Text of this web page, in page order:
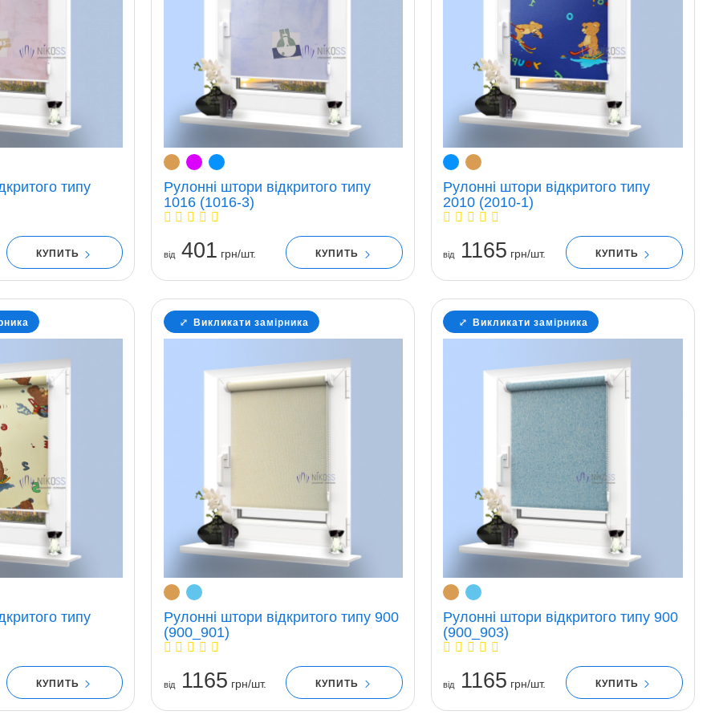
типу
КУПИТЬ
Рулонні штори відкритого типу
1016 (1016-3)
вiд401 грн/шт. КУПИТЬ
Рулонні штори відкритого типу
2010 (2010-1)
вiд1165 грн/шт. КУПИТЬ
типу
КУПИТЬ
Викликати замірника
Рулонні штори відкритого типу 900
(900_901)
вiд1165 грн/шт. КУПИТЬ
Викликати замірника
Рулонні штори відкритого типу 900
(900_903)
вiд 1165 грн/шт. КУПИТЬ